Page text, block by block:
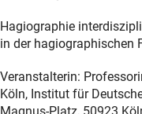
Hagiographie
in der hagiographischen
Veranstalterin:
Köln, Institut für
Magnus-Platz, 50923